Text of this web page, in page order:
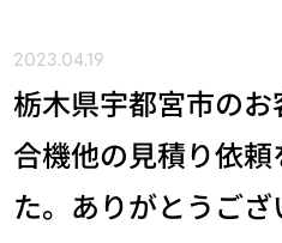
2023.04.19
栃木県宇都宮市の
合機他の見積り依
た。ありがとうござ